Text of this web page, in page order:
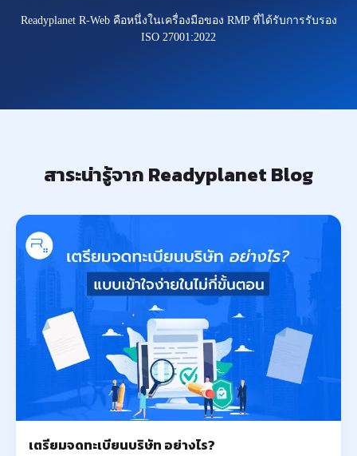
Readyplanet R-Web คือหนึ่งในเครื่องมือของ RMP ที่ได้รับการรับรอง
ISO 27001:2022
สาระน่ารู้จาก Readyplanet Blog
เตรียมจดทะเบียนบริษัท อย่างไร?